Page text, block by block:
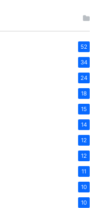
52
34
24
18
15
14
12
12
11
10
10